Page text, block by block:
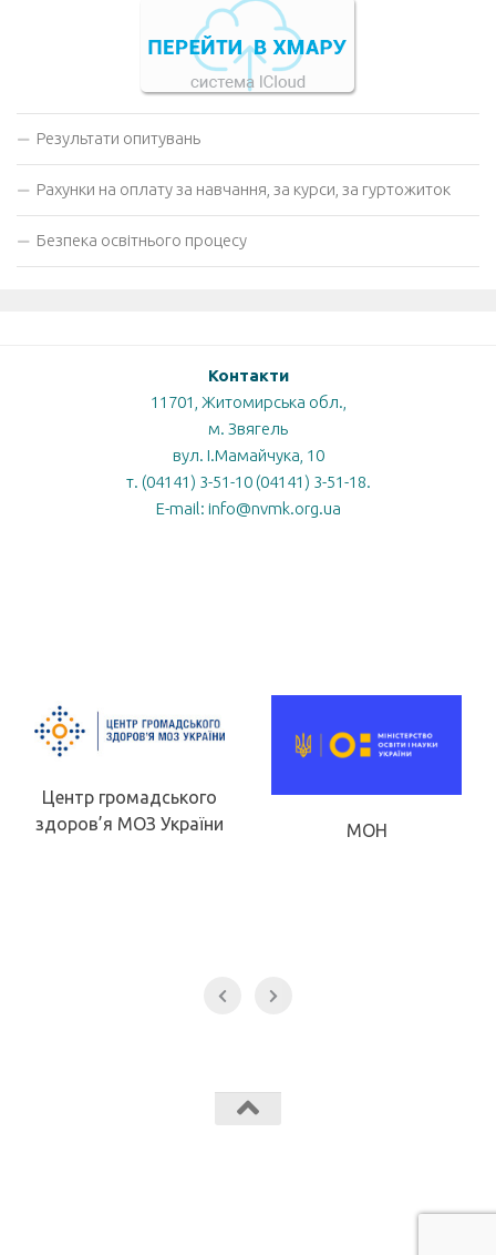
Результати опитувань
Рахунки на оплату за навчання, за курси, за гуртожиток
Безпека освітнього процесу
Контакти
11701, Житомирська обл.,
м. Звягель
вул. І.Мамайчука, 10
т. (04141) 3-51-10 (04141) 3-51-18.
E-mail: info@nvmk.org.ua
МОН
Державна служба